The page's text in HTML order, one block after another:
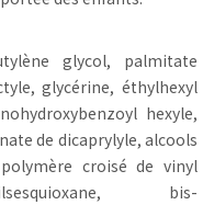
glycol, palmitate
glycérine, éthylhexyl
hexyle,
de dicaprylyle, alcools
croisé de vinyl
bis-